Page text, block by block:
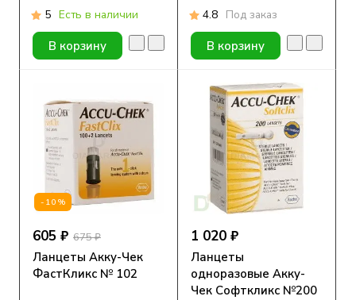
5 Есть в наличии
В корзину
4.8 Под заказ
В корзину
-10%
605 ₽ 675 ₽
Ланцеты Акку-Чек
ФастКликс № 102
1 020 ₽
Ланцеты
одноразовые Акку-
Чек Софткликс №200